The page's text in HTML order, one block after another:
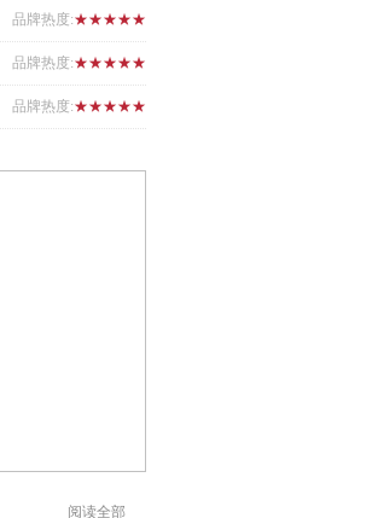
品牌热度:★★★★★
品牌热度:★★★★★
品牌热度:★★★★★
阅读全部